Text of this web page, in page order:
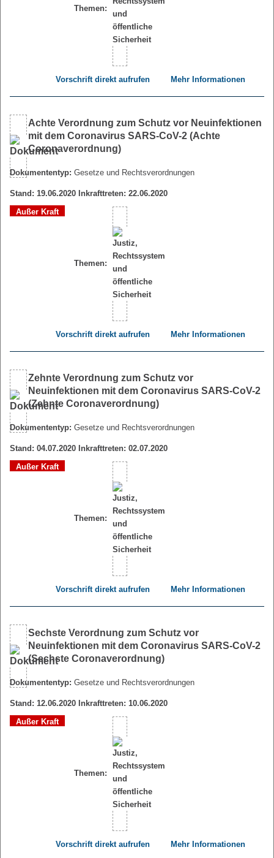
Themen:
Vorschrift direkt aufrufen Mehr Informationen
Achte Verordnung zum Schutz vor Neuinfektionen
mit dem Coronavirus SARS-CoV-2 (Achte
Coronaverordnung)
Dokumententyp: Gesetze und Rechtsverordnungen
Stand: 19.06.2020 Inkrafttreten: 22.06.2020
Außer Kraft
Themen:
Vorschrift direkt aufrufen Mehr Informationen
Zehnte Verordnung zum Schutz vor
Neuinfektionen mit dem Coronavirus SARS-CoV-2
(Zehnte Coronaverordnung)
Dokumententyp: Gesetze und Rechtsverordnungen
Stand: 04.07.2020 Inkrafttreten: 02.07.2020
Außer Kraft
Themen:
Vorschrift direkt aufrufen Mehr Informationen
Sechste Verordnung zum Schutz vor
Neuinfektionen mit dem Coronavirus SARS-CoV-2
(Sechste Coronaverordnung)
Dokumententyp: Gesetze und Rechtsverordnungen
Stand: 12.06.2020 Inkrafttreten: 10.06.2020
Außer Kraft
Themen:
Vorschrift direkt aufrufen Mehr Informationen